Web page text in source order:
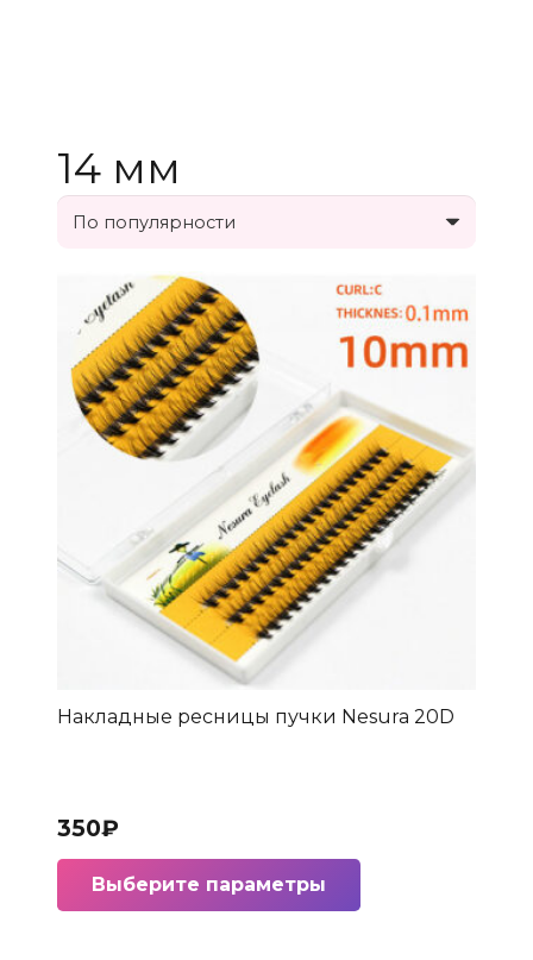
14 мм
Накладные ресницы пучки Nesura 20D
350₽
Выберите параметры